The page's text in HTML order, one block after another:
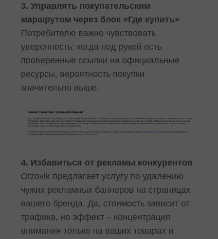
3. Управлять покупательским
маршрутом через блок «Где купить»
Потребителю важно чувствовать
уверенность: когда под рукой есть
проверенные ссылки на официальные
ресурсы, вероятность покупки
значительно выше.
4. Избавиться от рекламы конкурентов
Otzovik предлагает услугу по удалению
чужих рекламных баннеров на страницах
вашего бренда. Да, стоимость зависит от
трафика, но эффект – концентрация
внимания только на ваших товарах и